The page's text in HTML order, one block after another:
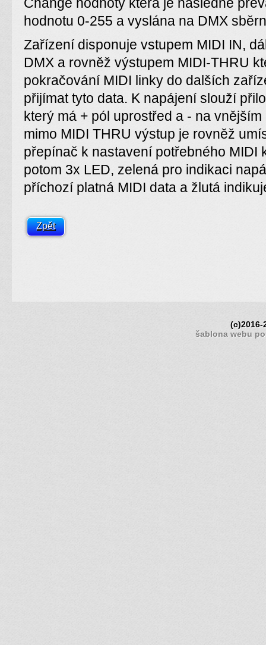
hodnotu 0-255 a vyslána na DMX
Zařízení disponuje vstupem MIDI IN,
DMX a rovněž výstupem MIDI-THRU
pokračování MIDI linky do dalších
přijímat tyto data. K napájení slouží
který má + pól uprostřed a - na
mimo MIDI THRU výstup je rovněž
přepínač k nastavení potřebného MIDI
potom 3x LED, zelená pro indikaci
příchozí platná MIDI data a žlutá
Zpět
(c)2016-
šablona webu